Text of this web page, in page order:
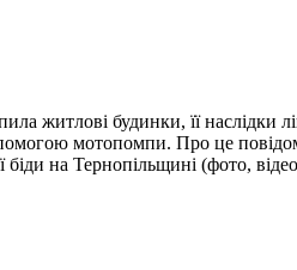
житлові будинки, її наслідки
мотопомпи. Про це
на Тернопільщині (фото,